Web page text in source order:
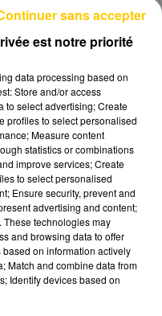
DU
dans le Cantal,
avec les reportages
est notre priorité
data processing based on
Store and/or access
to select advertising; Create
profiles to select personalised
Measure content
statistics or combinations
improve services; Create
to select personalised
Ensure security, prevent and
advertising and content;
technologies may
and browsing data to offer
on information actively
Match and combine data from
Identify devices based on
sans accepter